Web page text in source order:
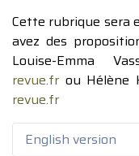
Cette rubrique sera
avez des
Louise-Emma
revue.fr ou Hélène
revue.fr
English version